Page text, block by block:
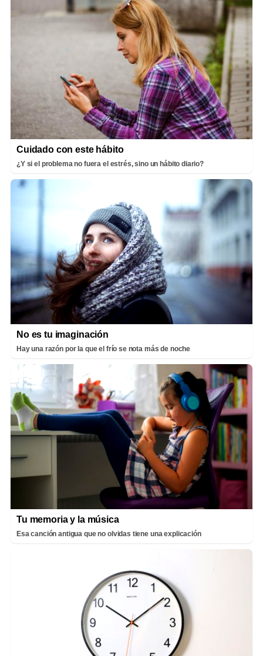
Cuidado con este hábito
¿Y si el problema no fuera el estrés, sino un hábito diario?
No es tu imaginación
Hay una razón por la que el frío se nota más de noche
Tu memoria y la música
Esa canción antigua que no olvidas tiene una explicación